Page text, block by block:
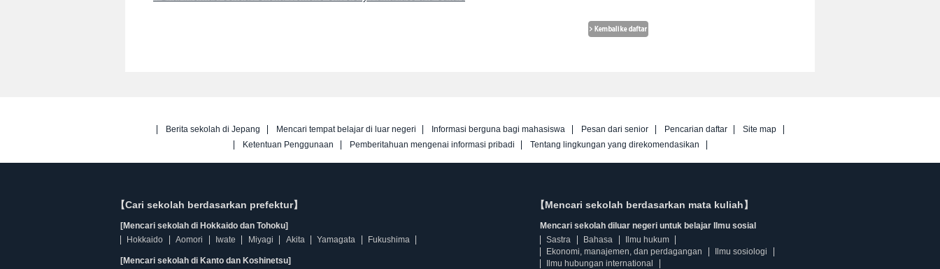
Berita sekolah di Jepang Mencari tempat belajar di luar negeri Informasi berguna bagi mahasiswa Pesan dari senior Pencarian daftar
Site map
Ketentuan Penggunaan
Pemberitahuan mengenai informasi pribadi Tentang lingkungan yang direkomendasikan
【Cari sekolah berdasarkan prefektur】
[Mencari sekolah di Hokkaido dan Tohoku]
Hokkaido
Aomori Iwate Miyagi Akita Yamagata Fukushima
[Mencari sekolah di Kanto dan Koshinetsu]
【Mencari sekolah berdasarkan mata kuliah】
Mencari sekolah diluar negeri untuk belajar Ilmu sosial
Sastra
Bahasa
Ilmu hukum
Ekonomi, manajemen, dan perdagangan
Ilmu sosiologi
Ilmu hubungan international